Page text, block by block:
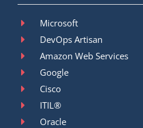
Microsoft
DevOps Artisan
Amazon Web Services
Google
Cisco
ITIL®
Oracle